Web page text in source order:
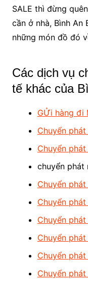
SALE thì đừng
cần ở nhà, Bình An
những món đồ đó
Các dịch vụ
tế khác của
GỬi hàng đi
Chuyển
Chuyển
chuyển phát
Chuyển
Chuyển
Chuyển
Chuyển
Chuyển
Chuyển